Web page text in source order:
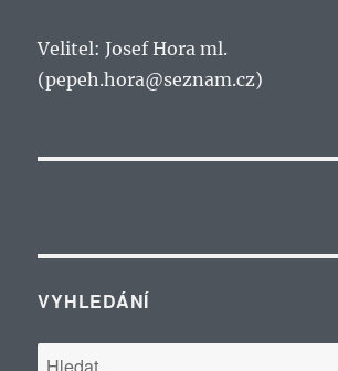
Velitel: Josef Hora ml.
(pepeh.hora@seznam.cz)
VYHLEDÁNÍ
Hledat: